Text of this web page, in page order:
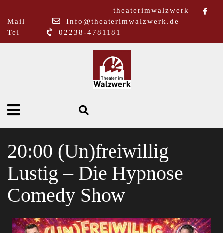
theaterimwalzwerk
Mail
Info@theaterimwalzwerk.de
Tel
02238-4781181
20:00 (Un)freiwillig
Lustig – Die Hypnose
Comedy Show